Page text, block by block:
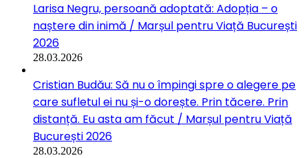
Larisa Negru, persoană adoptată: Adopția – o
naștere din inimă / Marșul pentru Viață București
2026
28.03.2026
Cristian Budău: Să nu o împingi spre o alegere pe
care sufletul ei nu și-o dorește. Prin tăcere. Prin
distanță. Eu asta am făcut / Marșul pentru Viață
București 2026
28.03.2026